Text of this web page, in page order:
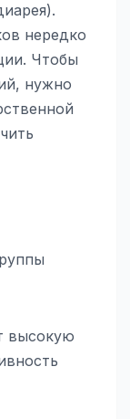
нередко
Чтобы
нужно
высокую